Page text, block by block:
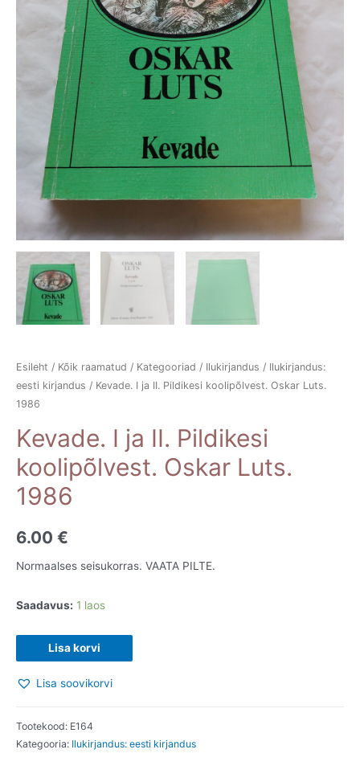
Esileht / Kõik raamatud / Kategooriad / Ilukirjandus / Ilukirjandus:
eesti kirjandus / Kevade. I ja II. Pildikesi koolipõlvest. Oskar Luts.
1986
Kevade. I ja II. Pildikesi
koolipõlvest. Oskar Luts.
1986
6.00 €
Normaalses seisukorras. VAATA PILTE.
Saadavus: 1 laos
Kevade.
I
ja
Pildikesi
koolipõlvest.
Lisa korvi
Lisa soovikorvi
Tootekood: E164
Kategooria: Ilukirjandus: eesti kirjandus